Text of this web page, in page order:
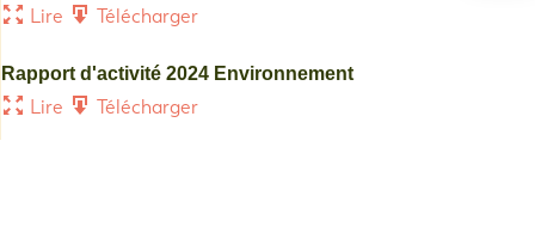
Lire Télécharger
Rapport d'activité 2024 Environnement
Lire Télécharger